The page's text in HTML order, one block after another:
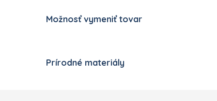
Možnosť vymeniť tovar
Prírodné materiály